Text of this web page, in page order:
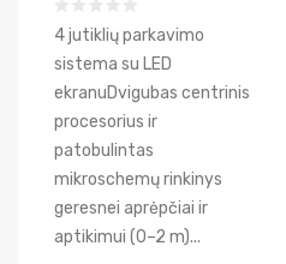
4 jutiklių parkavimo
sistema su LED
ekranuDvigubas centrinis
procesorius ir
patobulintas
mikroschemų rinkinys
geresnei aprėpčiai ir
aptikimui (0–2 m)...